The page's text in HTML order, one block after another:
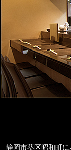
静岡市葵区昭和町